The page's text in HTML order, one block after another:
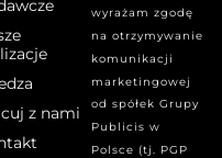
z nami
wyrażam zgodę
na otrzymywanie
komunikacji
marketingowej
od spółek Grupy
Publicis w
Polsce (tj. PGP